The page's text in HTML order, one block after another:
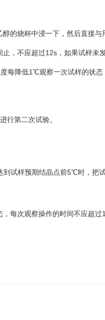
醇的烧杯中浸一下，然后直接
，不应超过12s，如果试样未
每降低1℃观察一次试样的状
行第二次试验。
试样预期结晶点前5℃时，把
每次观察操作的时间不应超过